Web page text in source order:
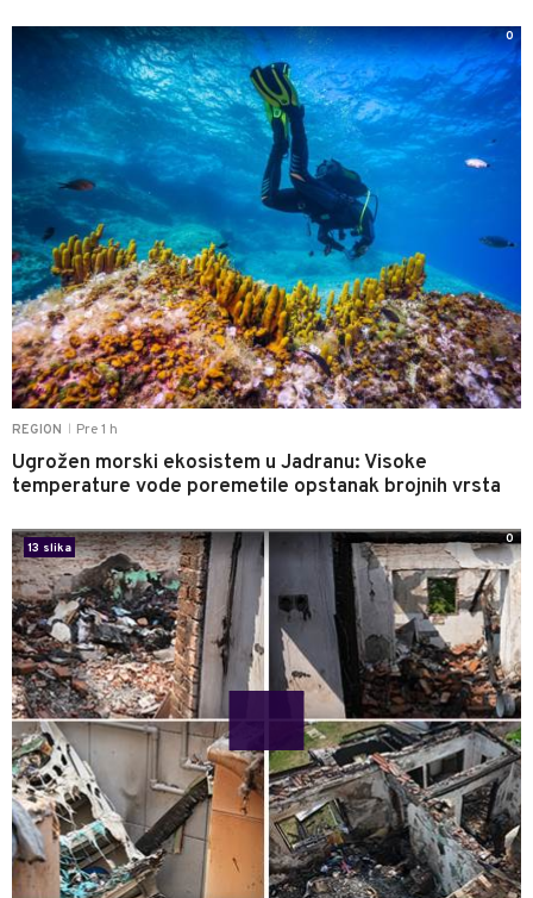
REGION Pre 1 h
Ugrožen morski ekosistem u Jadranu: Visoke
temperature vode poremetile opstanak brojnih vrsta
0
13 slika
0